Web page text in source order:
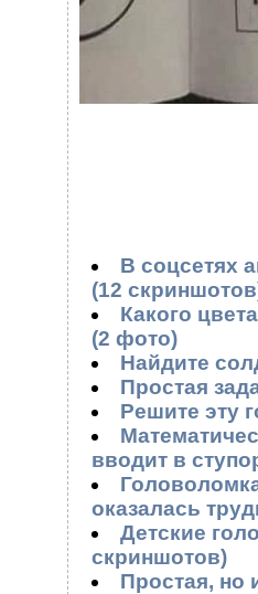
В соцсетях
(12
Какого
(2 фото)
Найдите
Простая
Решите эту
вводит в
оказалась
Детские
скриншотов)
Простая, но